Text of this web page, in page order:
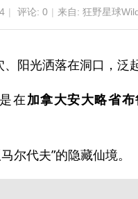
| 评论: 0 | 来自: 狂野星球
阳光洒落在洞口，泛
在加拿大安大略省
尔代夫”的隐藏仙境。